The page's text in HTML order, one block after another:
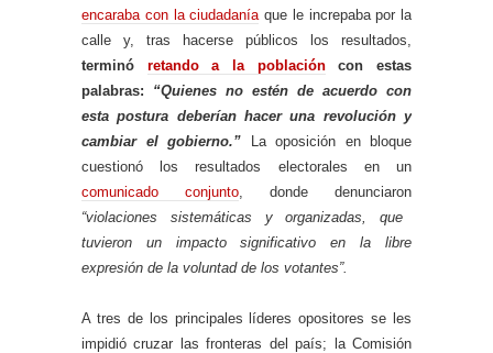
encaraba con la ciudadanía que le increpaba por la
calle y, tras hacerse públicos los resultados,
terminó retando a la poblacióncon estas
palabras: “Quienes no estén de acuerdo con
esta postura deberían hacer una revolución y
cambiar el gobierno.” La oposición en bloque
cuestionó los resultados electorales en un
comunicado conjunto , donde denunciaron
“violaciones sistemáticas y organizadas, que
tuvieron un impacto significativo en la libre
expresión de la voluntad de los votantes”.
A tres de los principales líderes opositores se les
impidió cruzar las fronteras del país; la Comisión